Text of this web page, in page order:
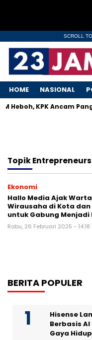
SCROLL
HOME NASIONAL
Heboh, KPK Ancam
Topik
Ekonomi
Hallo Media Ajak
Wirausaha di Kota
untuk Gabung Menjadi
Rabu, 26 Februari 2025 - 14:18
BERITA POPULER
Hisense
Berbasis
Gaya